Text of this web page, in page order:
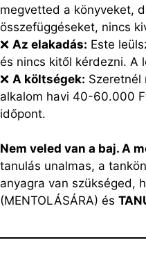
megvetted a könyveket,
összefüggéseket, nincs
❌ Az elakadás: Este
és nincs kitől kérdezni. A
❌ A költségek: Szeretnél
alkalom havi 40-60.000
időpont.
Nem veled van a baj. A
tanulás unalmas, a
anyagra van szükséged,
(MENTOLÁSÁRA) és